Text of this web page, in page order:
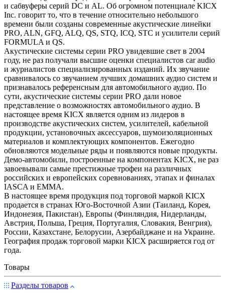
и сабвуферы серий DC и AL. Об огромном потенциале KICX
Inc. говорит то, что в течение относительно небольшого
времени были созданы современные акустические линейки
PRO, ALN, GFQ, ALQ, QS, STQ, ICQ, STC и усилители серий
FORMULA и QS.
Акустические системы серии PRO увидевшие свет в 2004
году, не раз получали высшие оценки специалистов car audio
и журналистов специализированных изданий. Их звучание
сравнивалось со звучанием лучших домашних аудио систем и
признавалось референсным для автомобильного аудио. По
сути, акустические системы серии PRO дали новое
представление о возможностях автомобильного аудио. В
настоящее время KICX является одним из лидеров в
производстве акустических систем, усилителей, кабельной
продукции, установочных аксессуаров, шумоизоляционных
материалов и комплектующих компонентов. Ежегодно
обновляются модельные ряды и появляются новые продукты.
Демо-автомобили, построенные на компонентах KICX, не раз
завоевывали самые престижные трофеи на различных
российских и европейских соревнованиях, этапах и финалах
IASCA и EMMA.
В настоящее время продукция под торговой маркой KICX
продается в странах Юго-Восточной Азии (Таиланд, Корея,
Индонезия, Пакистан), Европы (Финляндия, Нидерланды,
Австрия, Польша, Греция, Португалия, Словакия, Венгрия),
Poccии, Казахстане, Белорусии, Азербайджане и на Украине.
География продаж торговой марки KICX расширяется год от
года.
Товары
Разделы товаров